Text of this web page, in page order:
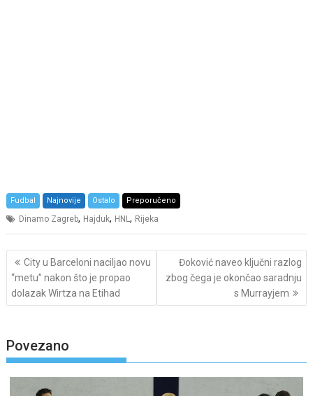
Fudbal Najnovije Ostalo Preporučeno
Dinamo Zagreb, Hajduk, HNL, Rijeka
Post
navigation
City u Barceloni naciljao novu
“metu” nakon što je propao
dolazak Wirtza na Etihad
Đoković naveo ključni razlog
zbog čega je okončao saradnju
s Murrayjem
Povezano